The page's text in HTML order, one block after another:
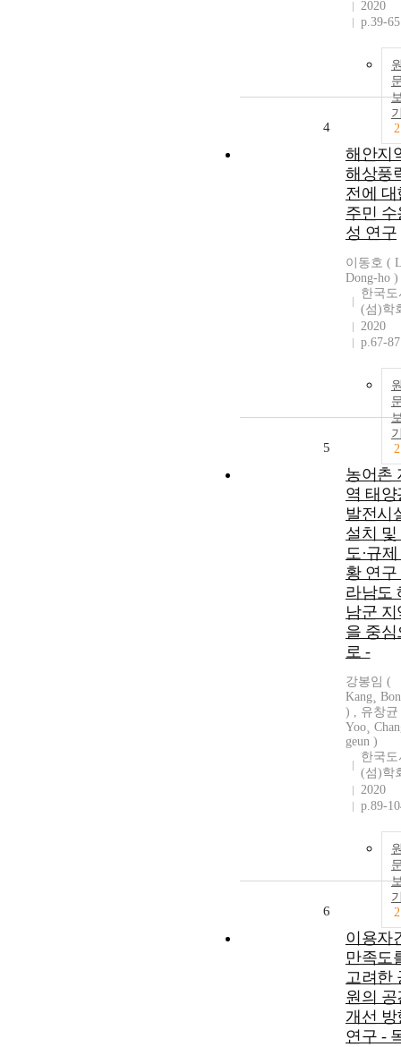
2020
p.39-65
2
4
해안지
해상풍
전에 대
주민 수
성 연구
이동호 (
Dong-ho )
한국도
(섬)학
2020
p.67-87
2
5
농어촌
역 태양
발전시
설치 및
도·규
황 연구
라남도
남군 지
을 중심
로 -
강봉임 (
Kang¸
) , 유창균
Yoo¸
geun )
한국도
(섬)학
2020
p.89-
2
6
이용자
만족도
고려한
원의 공
개선 방
연구 -